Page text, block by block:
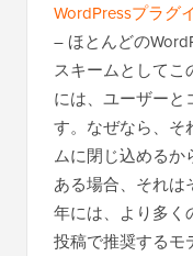
WordPressプラグ
– ほとんどの
スキームとしてこ
には、ユーザーと
す。なぜなら、そ
ムに閉じ込める
ある場合、それは
年には、より多く
投稿で推奨するモ